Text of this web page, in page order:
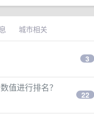
城市相关
3
值进行排名？
22